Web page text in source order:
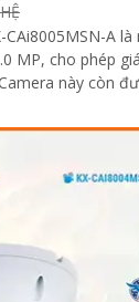
CAi8005MSN-A
MP, cho phép
cách rõ ràng. Camera